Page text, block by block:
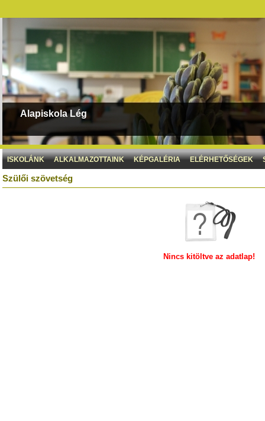
Alapiskola Lég
ISKOLÁNK ALKALMAZOTTAINK KÉPGALÉRIA ELÉRHETŐSÉGEK
Szülői szövetség
Nincs kitöltve az adatlap!